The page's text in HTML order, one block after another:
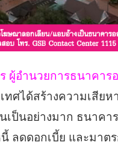
ผู้อำนวยการธนาคาร
ศได้สร้างความเสีย
ป็นอย่างมาก ธนาค
ลดดอกเบี้ย และมาต